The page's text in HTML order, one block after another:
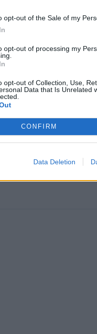
opt-out of the Sale of my
opt-out of processing my
opt-out of Collection, Use,
Data that Is Unrelated
CONFIRM
Data Deletion